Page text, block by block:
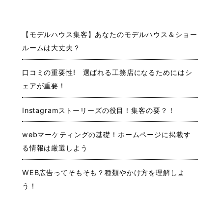
【モデルハウス集客】あなたのモデルハウス＆ショー
ルームは大丈夫？
口コミの重要性! 選ばれる工務店になるためにはシ
ェアが重要！
Instagramストーリーズの役目！集客の要？！
webマーケティングの基礎！ホームページに掲載す
る情報は厳選しよう
WEB広告ってそもそも？種類やかけ方を理解しよ
う！